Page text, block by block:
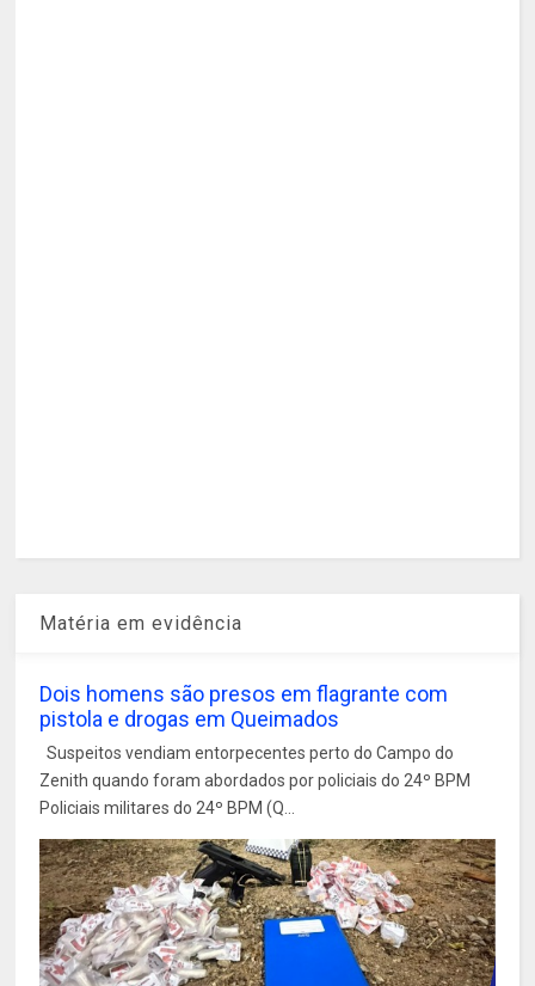
Matéria em evidência
Dois homens são presos em flagrante com
pistola e drogas em Queimados
Suspeitos vendiam entorpecentes perto do Campo do
Zenith quando foram abordados por policiais do 24º BPM
Policiais militares do 24º BPM (Q...